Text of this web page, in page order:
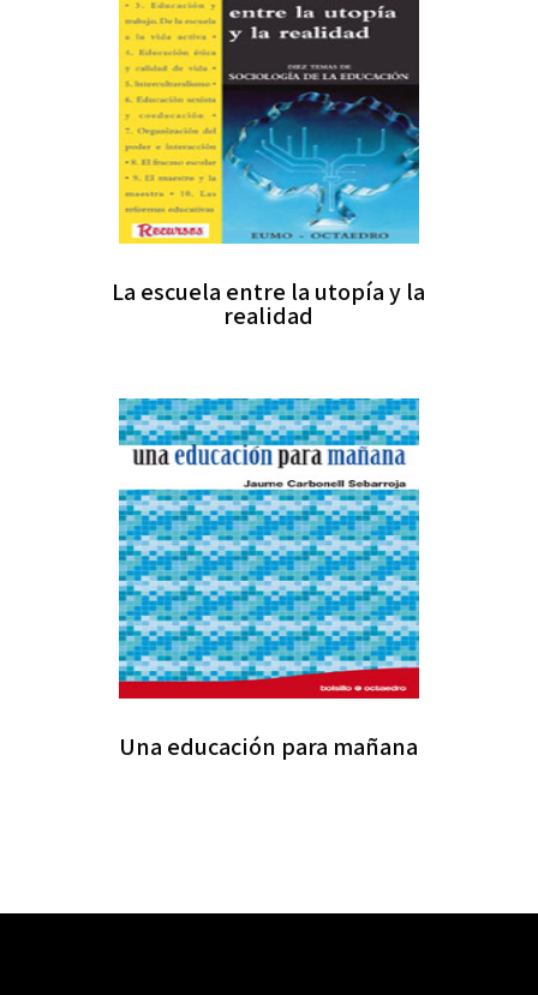
La escuela entre la utopía y la
realidad
Una educación para mañana